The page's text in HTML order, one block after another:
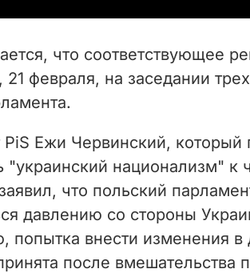
i
e
o
что соответствующее
21 февраля, на заседании
PiS Ежи Червинский, который
"украинский национализм" к
что польский
давлению со стороны
попытка внести изменения в
после вмешательства